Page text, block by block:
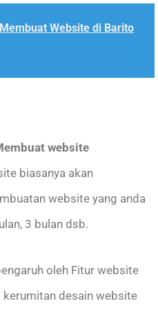
Website di Barito
website
biasanya akan
website yang anda
3 bulan dsb.
oleh Fitur website
desain website